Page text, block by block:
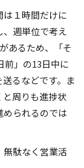
１時間だけに
週単位で考え
あるため、「そ
前」の13日中に
るなどです。ま
周りも進捗状
られるのでは
無駄なく営業活